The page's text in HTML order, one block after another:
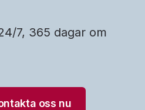
7, 365 dagar om
oss nu